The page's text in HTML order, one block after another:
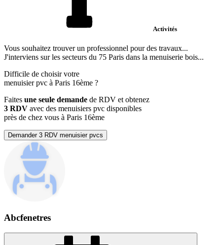
Activités
Vous souhaitez trouver un professionnel pour des travaux...
J'interviens sur les secteurs du 75 Paris dans la menuiserie bois...
Difficile de choisir votre
menuisier pvc à Paris 16ème ?
Faites une seule demande de RDV et obtenez
3 RDV avec des menuisiers pvc disponibles
près de chez vous à Paris 16ème
Demander 3 RDV menuisier pvcs
Abcfenetres